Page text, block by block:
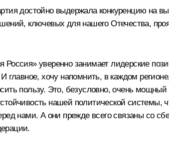
достойно выдержала конкуренцию на
ключевых для нашего Отечества,
Россия» уверенно занимает лидерские
И главное, хочу напомнить, в каждом
пользу. Это, безусловно, очень
нашей политической
нами. А они прежде всего связаны со